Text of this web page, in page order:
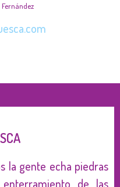
la gente echa piedras
de las